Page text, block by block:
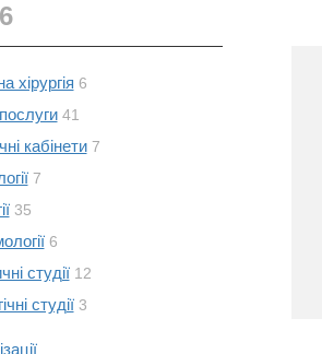
хірургія 6
41
кабінети 7
7
35
6
студії 12
студії 3